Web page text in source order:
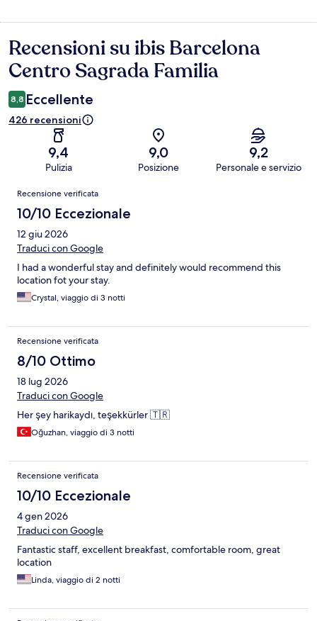
Recensioni
Recensioni su ibis Barcelona
Centro Sagrada Familia
8,8 Eccellente
426 recensioni
9,4
Pulizia
9,0
Posizione
9,2
Personale e servizio
Recensioni
Recensione verificata
10/10 Eccezionale
12 giu 2026
Traduci con Google
I had a wonderful stay and definitely would recommend this
location fot your stay.
Crystal, viaggio di 3 notti
Recensione verificata
8/10 Ottimo
18 lug 2026
Traduci con Google
Her şey harikaydı, teşekkürler 🇹🇷
Oğuzhan, viaggio di 3 notti
Recensione verificata
10/10 Eccezionale
4 gen 2026
Traduci con Google
Fantastic staff, excellent breakfast, comfortable room, great
location
Linda, viaggio di 2 notti